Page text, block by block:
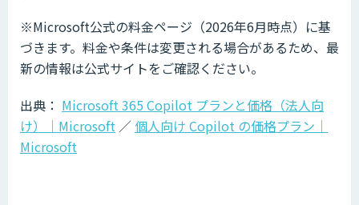
※Microsoft公式の料金ページ（2026年6月時点）に基
づきます。料金や条件は変更される場合があるため、最
新の情報は公式サイトをご確認ください。
出典： Microsoft 365 Copilot プランと価格（法人向
け）｜Microsoft ／ 個人向け Copilot の価格プラン｜
Microsoft